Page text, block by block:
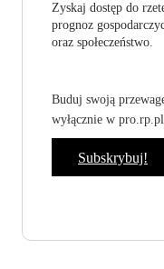
Zyskaj dostęp do
prognoz
oraz społeczeństwo.
Buduj swoją
wyłącznie w
Subskrybuj!